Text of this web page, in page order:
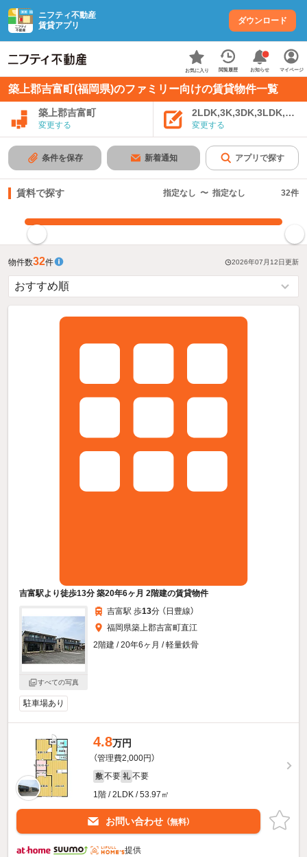
ニフティ不動産
賃貸アプリ
ダウンロード
お気に入り 閲覧履歴 お知らせ マイページ
築上郡吉富町(福岡県)のファミリー向けの賃貸物件一覧
築上郡吉富町
変更する 変更する
条件を保存 新着通知 アプリで探す
賃料で探す 指定なし 〜 指定なし 32件
物件数32件 2026年07月12日更新
吉富駅より徒歩13分 築20年6ヶ月 2階建の賃貸物件
すべての写真
吉富駅 歩13分 （日豊線）
福岡県築上郡吉富町直江
2階建 / 20年6ヶ月 / 軽量鉄骨
駐車場あり
4.8万円
（管理費2,000円）
敷 不要 礼 不要
1階 / 2LDK / 53.97㎡
お問い合わせ （無料）
提供